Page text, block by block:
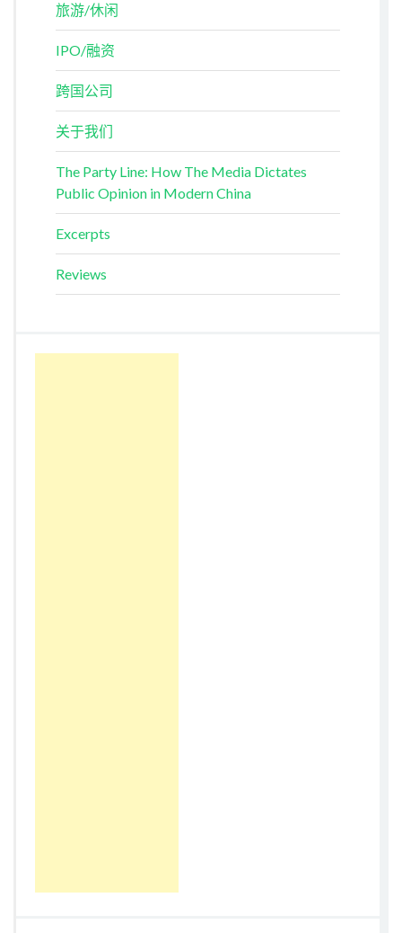
旅游/休闲
IPO/融资
跨国公司
关于我们
The Party Line: How The Media Dictates
Public Opinion in Modern China
Excerpts
Reviews